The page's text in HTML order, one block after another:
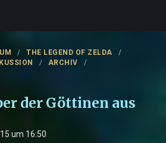
THE LEGEND OF ZELDA
ARCHIV
der Göttinen aus
um 16:50